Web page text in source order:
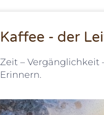
Kaffee - der
Zeit – Vergänglichkeit
Erinnern.